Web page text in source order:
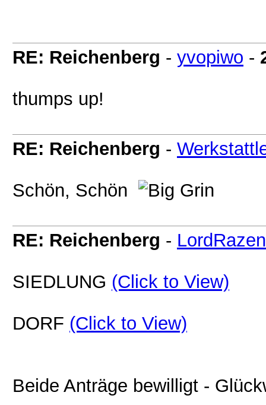
RE: Reichenberg - yvopiwo -
thumps up!
RE: Reichenberg -
Schön, Schön
RE: Reichenberg - LordRazen
SIEDLUNG (Click to View)
DORF (Click to View)
Beide Anträge bewilligt -